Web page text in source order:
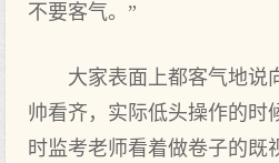
不要客气。”
大家表面上都客气地说
帅看齐，实际低头操作的时
时监考老师看着做卷子的既